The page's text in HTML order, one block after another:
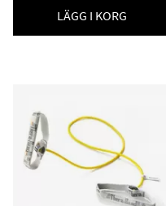
LÄGG I KORG